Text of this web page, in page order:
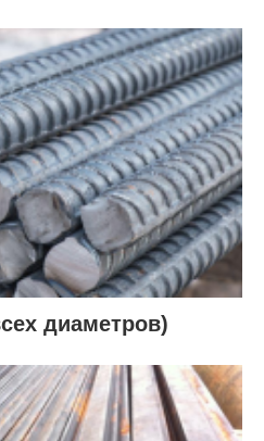
диаметров)